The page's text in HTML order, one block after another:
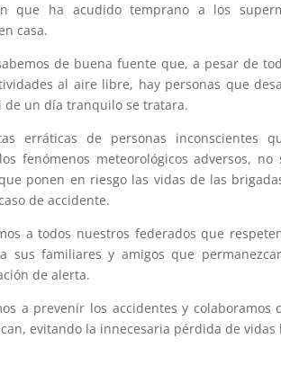
que ha acudido temprano a los
casa.
de buena fuente que, a pesar de
al aire libre, hay personas que
de un día tranquilo se tratara.
erráticas de personas inconscientes
fenómenos meteorológicos adversos,
ponen en riesgo las vidas de las
de accidente.
a todos nuestros federados que
sus familiares y amigos que
de alerta.
a prevenir los accidentes y
evitando la innecesaria pérdida de vidas